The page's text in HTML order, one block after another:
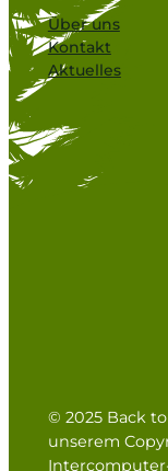
Über uns
Kontakt
Aktuelles
© 2025 Back
unserem